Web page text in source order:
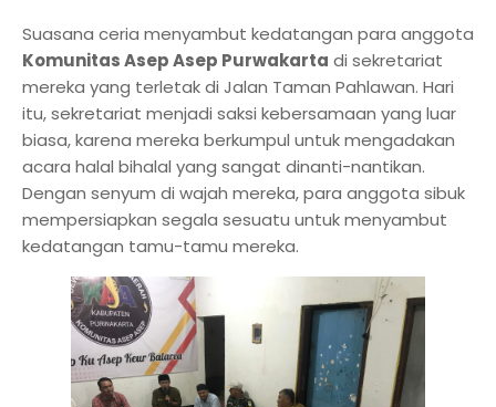
Suasana ceria menyambut kedatangan para anggota
Komunitas Asep Asep Purwakarta di sekretariat
mereka yang terletak di Jalan Taman Pahlawan. Hari
itu, sekretariat menjadi saksi kebersamaan yang luar
biasa, karena mereka berkumpul untuk mengadakan
acara halal bihalal yang sangat dinanti-nantikan.
Dengan senyum di wajah mereka, para anggota sibuk
mempersiapkan segala sesuatu untuk menyambut
kedatangan tamu-tamu mereka.